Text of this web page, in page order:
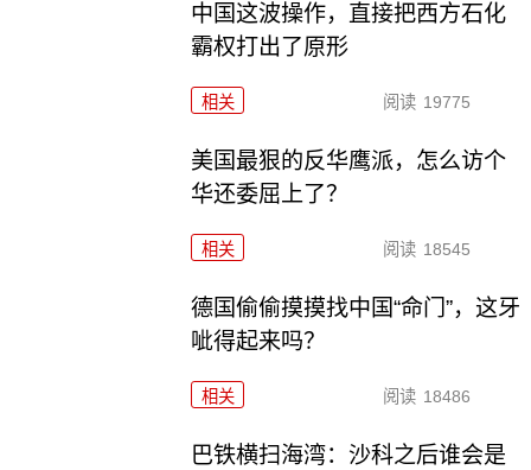
中国这波操作，直接把西方石化
霸权打出了原形
相关 阅读 19775
美国最狠的反华鹰派，怎么访个
华还委屈上了？
相关 阅读 18545
德国偷偷摸摸找中国“命门”，这牙
呲得起来吗？
相关 阅读 18486
巴铁横扫海湾：沙科之后谁会是